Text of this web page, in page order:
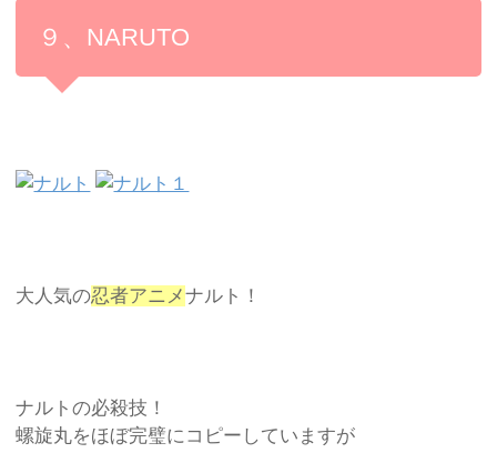
９、NARUTO
大人気の忍者アニメナルト！
ナルトの必殺技！
螺旋丸をほぼ完璧にコピーしていますが